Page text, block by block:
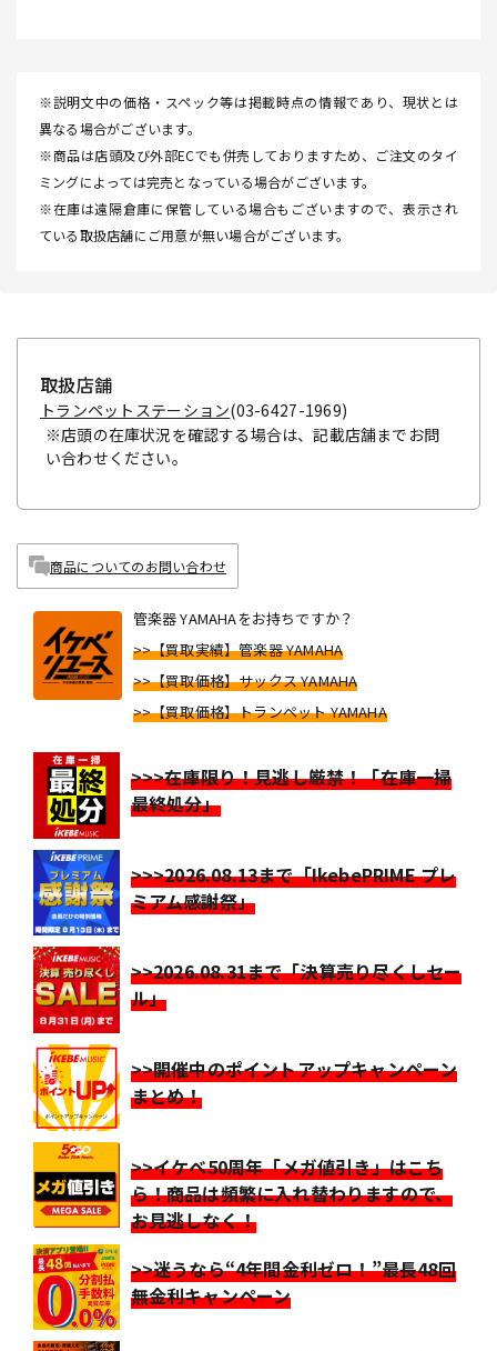
※説明文中の価格・スペック等は掲載時点の情報であり、現状とは
異なる場合がございます。
※商品は店頭及び外部ECでも併売しておりますため、ご注文のタイ
ミングによっては完売となっている場合がございます。
※在庫は遠隔倉庫に保管している場合もございますので、表示され
ている取扱店舗にご用意が無い場合がございます。
取扱店舗
トランペットステーション(03-6427-1969)
※店頭の在庫状況を確認する場合は、記載店舗までお問
い合わせください。
商品についてのお問い合わせ
管楽器 YAMAHAをお持ちですか？
>>【買取実績】管楽器 YAMAHA
>>【買取価格】サックス YAMAHA
>>【買取価格】トランペット YAMAHA
>>>在庫限り！見逃し厳禁！「在庫一掃
最終処分」
>>>2026.08.13まで「IkebePRIME プレ
ミアム感謝祭」
>>2026.08.31まで「決算売り尽くしセー
ル」
>>開催中のポイントアップキャンペーン
まとめ！
>>イケベ50周年「メガ値引き」はこち
ら！商品は頻繁に入れ替わりますので、
お見逃しなく！
>>迷うなら“4年間金利ゼロ！”最長48回
無金利キャンペーン